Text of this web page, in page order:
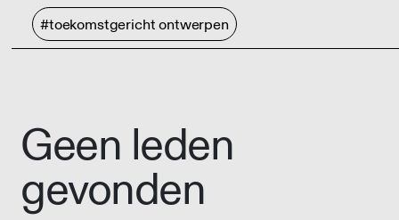
#toekomstgericht ontwerpen
Geen leden
gevonden